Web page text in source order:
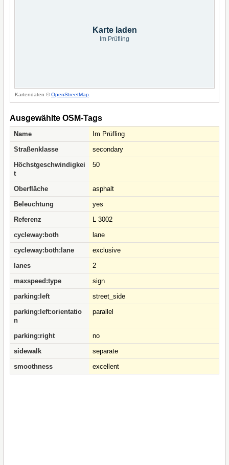
Karte laden
Im Prüfling
Kartendaten ©OpenStreetMap
Ausgewählte OSM-Tags
Name
Im Prüfling
Straßenklasse
secondary
Höchstgeschwindigkei
t
50
Oberfläche
asphalt
Beleuchtung
yes
Referenz
L 3002
cycleway:both
lane
cycleway:both:lane
exclusive
lanes
2
maxspeed:type
sign
parking:left
street_side
parking:left:orientatio
n
parallel
parking:right
no
sidewalk
separate
smoothness
excellent